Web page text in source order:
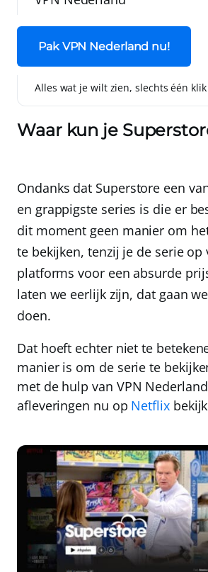
Pak VPN Nederland nu!
Alles wat je wilt zien, slechts één
Waar kun je
Ondanks dat Superstore een
en grappigste series is die er
dit moment geen manier om
te bekijken, tenzij je de serie op
platforms voor een absurde
laten we eerlijk zijn, dat gaan
doen.
Dat hoeft echter niet te
manier is om de serie te
met de hulp van VPN Nederland
afleveringen nu op Netflix